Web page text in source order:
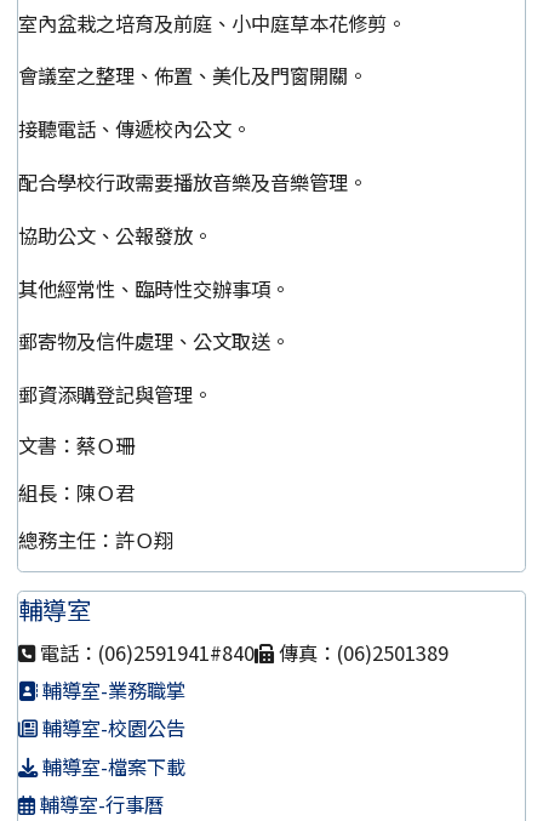
室內盆栽之培育及前庭、小中庭草本花修剪。
會議室之整理、佈置、美化及門窗開關。
接聽電話、傳遞校內公文。
配合學校行政需要播放音樂及音樂管理。
協助公文、公報發放。
其他經常性、臨時性交辦事項。
郵寄物及信件處理、公文取送。
郵資添購登記與管理。
文書：蔡Ｏ珊
組長：陳Ｏ君
總務主任：許Ｏ翔
輔導室
電話：(06)2591941#840
傳真：(06)2501389
輔導室-業務職掌
輔導室-校園公告
輔導室-檔案下載
輔導室-行事曆